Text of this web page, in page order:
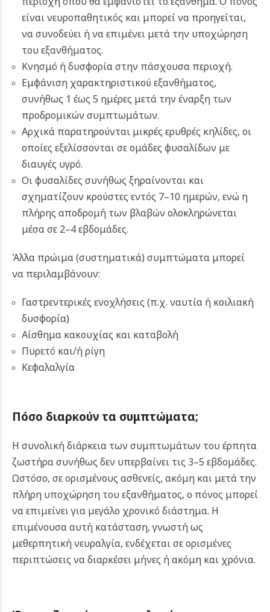
είναι νευροπαθητικός και μπορεί να προηγείται,
να συνοδεύει ή να επιμένει μετά την υποχώρηση
του εξανθήματος.
Κνησμό ή δυσφορία στην πάσχουσα περιοχή.
Εμφάνιση χαρακτηριστικού εξανθήματος,
συνήθως 1 έως 5 ημέρες μετά την έναρξη των
προδρομικών συμπτωμάτων.
Αρχικά παρατηρούνται μικρές ερυθρές κηλίδες, οι
οποίες εξελίσσονται σε ομάδες φυσαλίδων με
διαυγές υγρό.
Οι φυσαλίδες συνήθως ξηραίνονται και
σχηματίζουν κρούστες εντός 7–10 ημερών, ενώ η
πλήρης αποδρομή των βλαβών ολοκληρώνεται
μέσα σε 2–4 εβδομάδες.
Άλλα πρώιμα (συστηματικά) συμπτώματα μπορεί
να περιλαμβάνουν:
Γαστρεντερικές ενοχλήσεις (π.χ. ναυτία ή κοιλιακή
δυσφορία)
Αίσθημα κακουχίας και καταβολή
Πυρετό και/ή ρίγη
Κεφαλαλγία
Πόσο διαρκούν τα συμπτώματα;
Η συνολική διάρκεια των συμπτωμάτων του έρπητα
ζωστήρα συνήθως δεν υπερβαίνει τις 3–5 εβδομάδες.
Ωστόσο, σε ορισμένους ασθενείς, ακόμη και μετά την
πλήρη υποχώρηση του εξανθήματος, ο πόνος μπορεί
να επιμείνει για μεγάλο χρονικό διάστημα. Η
επιμένουσα αυτή κατάσταση, γνωστή ως
μεθερπητική νευραλγία, ενδέχεται σε ορισμένες
περιπτώσεις να διαρκέσει μήνες ή ακόμη και χρόνια.